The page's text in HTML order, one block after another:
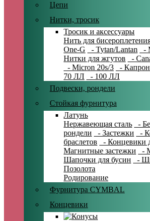
Цепи
Нитки, тросик
Тросик и аксессуары
Нить для
One-G
- Tytan/Lantan
-
Нитки для жгутов
-
- Micron 20s/3
-
70 ЛЛ
- 100 ЛЛ
Подвески, рондели
Стойкая фурнитура
Латунь
Нержавеющая сталь
-
рондели
- Застежки
-
браслетов
- Концевики
Магнитные застежки
-
Шапочки для бусин
-
Позолота
Родирование
Фурнитура CYMBAL
Концевики